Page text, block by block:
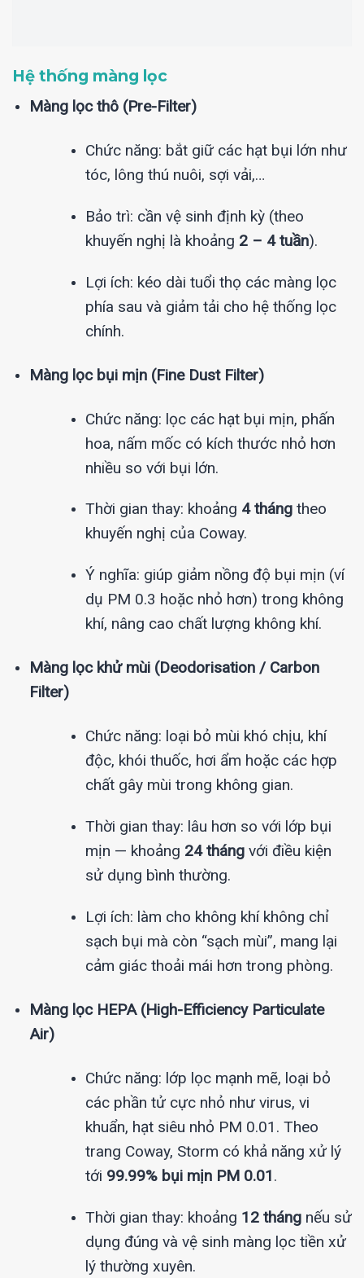
Hệ thống màng lọc
Màng lọc thô (Pre-Filter)
Chức năng: bắt giữ các hạt bụi lớn như
tóc, lông thú nuôi, sợi vải,…
Bảo trì: cần vệ sinh định kỳ (theo
khuyến nghị là khoảng 2 – 4 tuần).
Lợi ích: kéo dài tuổi thọ các màng lọc
phía sau và giảm tải cho hệ thống lọc
chính.
Màng lọc bụi mịn (Fine Dust Filter)
Chức năng: lọc các hạt bụi mịn, phấn
hoa, nấm mốc có kích thước nhỏ hơn
nhiều so với bụi lớn.
Thời gian thay: khoảng 4 thángtheo
khuyến nghị của Coway.
Ý nghĩa: giúp giảm nồng độ bụi mịn (ví
dụ PM 0.3 hoặc nhỏ hơn) trong không
khí, nâng cao chất lượng không khí.
Màng lọc khử mùi (Deodorisation / Carbon
Filter)
Chức năng: loại bỏ mùi khó chịu, khí
độc, khói thuốc, hơi ẩm hoặc các hợp
chất gây mùi trong không gian.
Thời gian thay: lâu hơn so với lớp bụi
mịn — khoảng 24 thángvới điều kiện
sử dụng bình thường.
Lợi ích: làm cho không khí không chỉ
sạch bụi mà còn “sạch mùi”, mang lại
cảm giác thoải mái hơn trong phòng.
Màng lọc HEPA (High-Efficiency Particulate
Air)
Chức năng: lớp lọc mạnh mẽ, loại bỏ
các phần tử cực nhỏ như virus, vi
khuẩn, hạt siêu nhỏ PM 0.01. Theo
trang Coway, Storm có khả năng xử lý
tới 99.99% bụi mịn PM 0.01.
Thời gian thay: khoảng 12 thángnếu sử
dụng đúng và vệ sinh màng lọc tiền xử
lý thường xuyên.